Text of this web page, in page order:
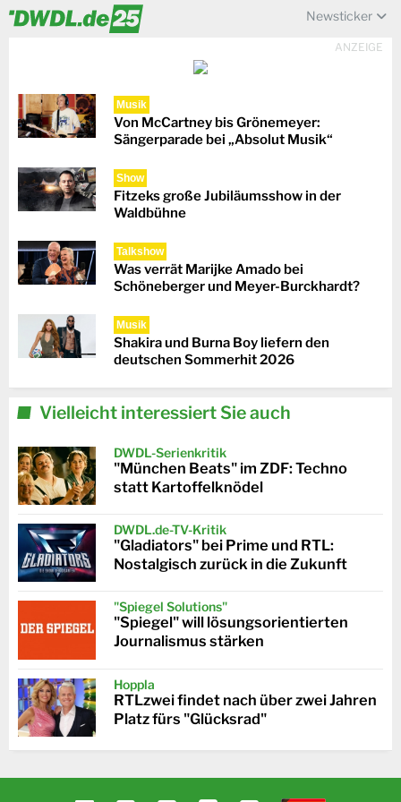
Newsticker
ANZEIGE
Musik
Von McCartney bis Grönemeyer:
Sängerparade bei „Absolut Musik“
Show
Fitzeks große Jubiläumsshow in der
Waldbühne
Talkshow
Was verrät Marijke Amado bei
Schöneberger und Meyer-Burckhardt?
Musik
Shakira und Burna Boy liefern den
deutschen Sommerhit 2026
Vielleicht interessiert Sie auch
DWDL-Serienkritik
"München Beats" im ZDF: Techno
statt Kartoffelknödel
DWDL.de-TV-Kritik
"Gladiators" bei Prime und RTL:
Nostalgisch zurück in die Zukunft
"Spiegel Solutions"
"Spiegel" will lösungsorientierten
Journalismus stärken
Hoppla
RTLzwei findet nach über zwei Jahren
Platz fürs "Glücksrad"